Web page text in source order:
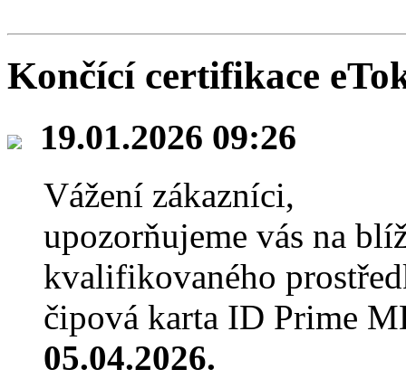
Končící certifikace
19.01.2026 09:26
Vážení zákazníci,
upozorňujeme vás na
kvalifikovaného
čipová karta ID Prime
05.04.2026.